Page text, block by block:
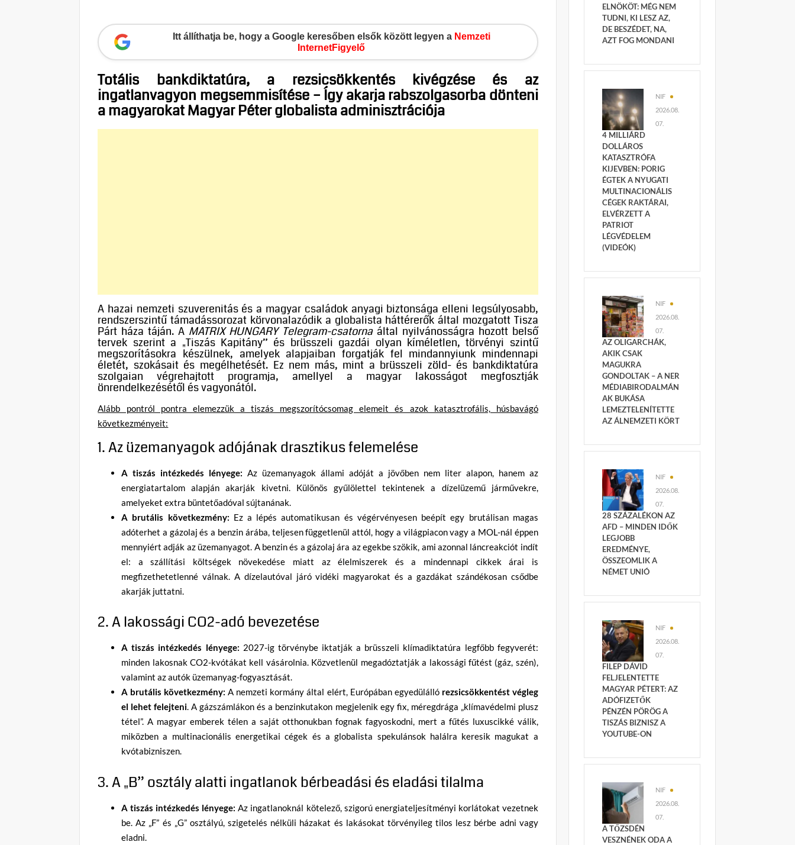
Itt állíthatja be, hogy a Google keresőben elsők között legyen a Nemzeti
InternetFigyelő
Totális bankdiktatúra, a rezsicsökkentés kivégzése és az
ingatlanvagyon megsemmisítése – Így akarja rabszolgasorba dönteni
a magyarokat Magyar Péter globalista adminisztrációja
A hazai nemzeti szuverenitás és a magyar családok anyagi biztonsága elleni legsúlyosabb,
rendszerszintű támadássorozat körvonalazódik a globalista háttérerők által mozgatott Tisza
Párt háza táján. A MATRIX HUNGARY Telegram-csatornaáltal nyilvánosságra hozott belső
tervek szerint a „Tiszás Kapitány” és brüsszeli gazdái olyan kíméletlen, törvényi szintű
megszorításokra készülnek, amelyek alapjaiban forgatják fel mindannyiunk mindennapi
életét, szokásait és megélhetését. Ez nem más, mint a brüsszeli zöld- és bankdiktatúra
szolgaian végrehajtott programja, amellyel a magyar lakosságot megfosztják
önrendelkezésétől és vagyonától.
Alább pontról pontra elemezzük a tiszás megszorítócsomag elemeit és azok katasztrofális, húsbavágó
következményeit:
1. Az üzemanyagok adójának drasztikus felemelése
A tiszás intézkedés lényege: Az üzemanyagok állami adóját a jövőben nem liter alapon, hanem az
energiatartalom alapján akarják kivetni. Különös gyűlölettel tekintenek a dízelüzemű járművekre,
amelyeket extra büntetőadóval sújtanának.
A brutális következmény: Ez a lépés automatikusan és végérvényesen beépít egy brutálisan magas
adóterhet a gázolaj és a benzin árába, teljesen függetlenül attól, hogy a világpiacon vagy a MOL-nál éppen
mennyiért adják az üzemanyagot. A benzin és a gázolaj ára az egekbe szökik, ami azonnal láncreakciót indít
el: a szállítási költségek növekedése miatt az élelmiszerek és a mindennapi cikkek árai is
megfizethetetlenné válnak. A dízelautóval járó vidéki magyarokat és a gazdákat szándékosan csődbe
akarják juttatni.
2. A lakossági CO2-adó bevezetése
A tiszás intézkedés lényege: 2027-ig törvénybe iktatják a brüsszeli klímadiktatúra legfőbb fegyverét:
minden lakosnak CO2-kvótákat kell vásárolnia. Közvetlenül megadóztatják a lakossági fűtést (gáz, szén),
valamint az autók üzemanyag-fogyasztását.
A brutális következmény: A nemzeti kormány által elért, Európában egyedülálló rezsicsökkentést végleg
el lehet felejteni. A gázszámlákon és a benzinkutakon megjelenik egy fix, méregdrága „klímavédelmi plusz
tétel”. A magyar emberek télen a saját otthonukban fognak fagyoskodni, mert a fűtés luxuscikké válik,
miközben a multinacionális energetikai cégek és a globalista spekulánsok halálra keresik magukat a
kvótabizniszen.
3. A „B” osztály alatti ingatlanok bérbeadási és eladási tilalma
A tiszás intézkedés lényege: Az ingatlanoknál kötelező, szigorú energiateljesítményi korlátokat vezetnek
be. Az „F” és „G” osztályú, szigetelés nélküli házakat és lakásokat törvényileg tilos lesz bérbe adni vagy
eladni.
ELNÖKÖT: MÉG NEM
TUDNI, KI LESZ AZ,
DE BESZÉDET, NA,
AZT FOG MONDANI
NIF
2026.08.
07.
4 MILLIÁRD
DOLLÁROS
KATASZTRÓFA
KIJEVBEN: PORIG
ÉGTEK A NYUGATI
MULTINACIONÁLIS
CÉGEK RAKTÁRAI,
ELVÉRZETT A
PATRIOT
LÉGVÉDELEM
(VIDEÓK)
NIF
2026.08.
07.
AZ OLIGARCHÁK,
AKIK CSAK
MAGUKRA
GONDOLTAK – A NER
MÉDIABIRODALMÁN
AK BUKÁSA
LEMEZTELENÍTETTE
AZ ÁLNEMZETI KÖRT
NIF
2026.08.
07.
28 SZÁZALÉKON AZ
AFD – MINDEN IDŐK
LEGJOBB
EREDMÉNYE,
ÖSSZEOMLIK A
NÉMET UNIÓ
NIF
2026.08.
07.
FILEP DÁVID
FELJELENTETTE
MAGYAR PÉTERT: AZ
ADÓFIZETŐK
PÉNZÉN PÖRÖG A
TISZÁS BIZNISZ A
YOUTUBE-ON
NIF
2026.08.
07.
A TŐZSDÉN
VESZNÉNEK ODA A